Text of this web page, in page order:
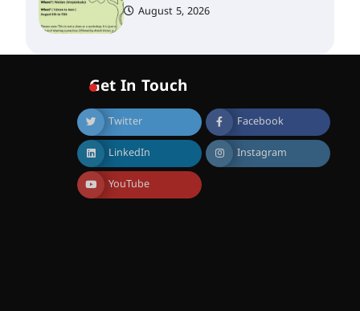
August 5, 2026
എൻ ഹയർ സെക്കൻഡറി
വിദ്യാർത്ഥികൾ
August 6, 2026
സർഗ്ഗസാഹിതി-
കവിതാസംഗമം 2026 കവിതാ
ചർച്ച കാട്ടൂർ, ടി. കെ. ബാലൻ
ഹാളിൽ 16ന്
Get In Touch
Twitter Facebook
LinkedIn Instagram
YouTube